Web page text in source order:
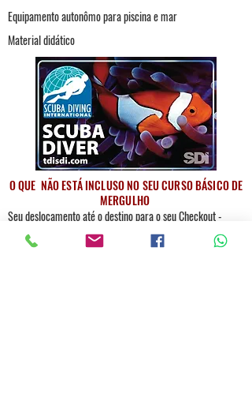
Equipamento autonômo para piscina e mar
Material didático
O QUE NÃO ESTÁ INCLUSO NO SEU CURSO BÁSICO DE
MERGULHO
Seu deslocamento até o destino para o seu Checkout -
Destino mais comum que usamos para nossos Checkouts
Paraty e Ubatuba